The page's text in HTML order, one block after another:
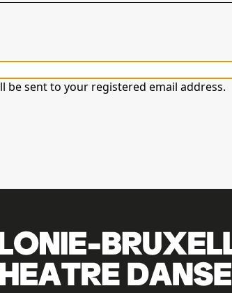
be sent to your registered email address.